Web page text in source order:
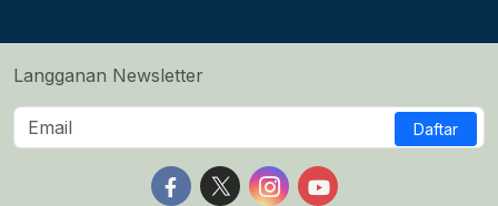
Langganan Newsletter
Daftar
Follow us on Facebook
Follow us on X
Follow us on Instagram
Follow us on